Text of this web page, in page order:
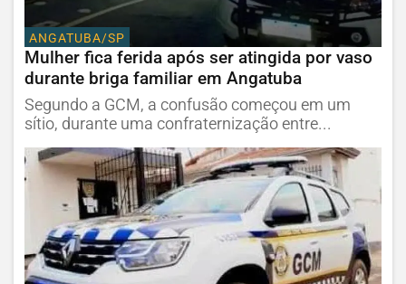
ANGATUBA/SP
Mulher fica ferida após ser atingida por vaso
durante briga familiar em Angatuba
Segundo a GCM, a confusão começou em um
sítio, durante uma confraternização entre...